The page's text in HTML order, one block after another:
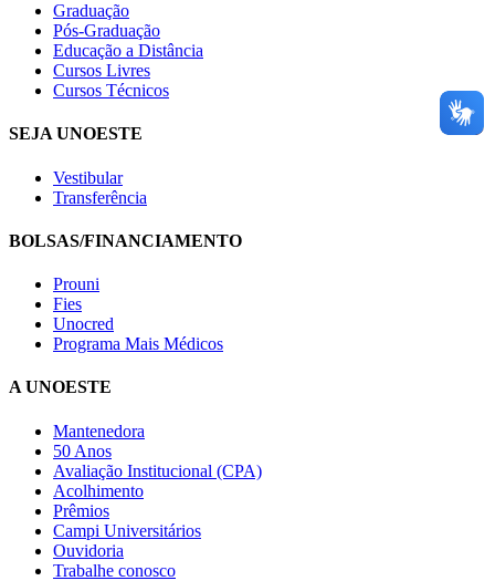
Graduação
Pós-Graduação
Educação a Distância
Cursos Livres
Cursos Técnicos
SEJA UNOESTE
Vestibular
Transferência
BOLSAS/FINANCIAMENTO
Prouni
Fies
Unocred
Programa Mais Médicos
A UNOESTE
Mantenedora
50 Anos
Avaliação Institucional (CPA)
Acolhimento
Prêmios
Campi Universitários
Ouvidoria
Trabalhe conosco